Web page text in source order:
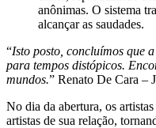
anônimas. O sistema
alcançar as saudades.
“Isto posto, concluímos que
para tempos distópicos.
mundos.” Renato De Cara –
No dia da abertura, os
artistas de sua relação,